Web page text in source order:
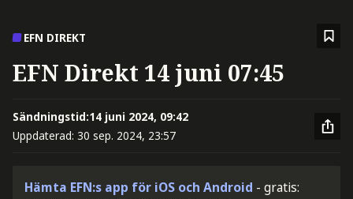
EFN DIREKT
EFN Direkt 14 juni 07:45
Sändningstid:14 juni 2024, 09:42
Uppdaterad: 30 sep. 2024, 23:57
Hämta EFN:s app för iOS och Android - gratis: